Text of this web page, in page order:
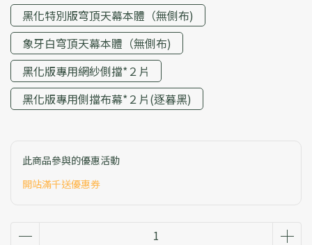
黑化特別版穹頂天幕本體（無側布)
象牙白穹頂天幕本體（無側布)
黑化版專用網紗側擋*２片
黑化版專用側擋布幕*２片(逐暮黑)
此商品參與的優惠活動
開站滿千送優惠券